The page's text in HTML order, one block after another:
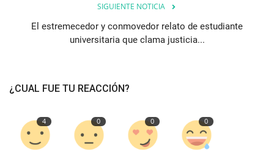
SIGUIENTE NOTICIA
El estremecedor y conmovedor relato de estudiante
universitaria que clama justicia...
¿CUAL FUE TU REACCIÓN?
4 0 0 0